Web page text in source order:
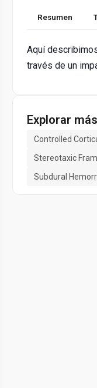
Resumen
Aquí
través de un
Explorar
Controlled
Stereotaxic
Subdural